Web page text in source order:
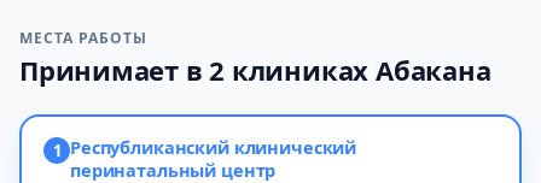
МЕСТА РАБОТЫ
Принимает в 2 клиниках Абакана
1 Республиканский клинический
перинатальный центр